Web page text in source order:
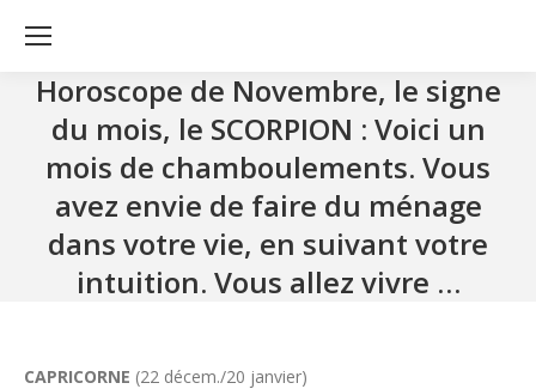
Horoscope de Novembre, le signe
du mois, le SCORPION : Voici un
mois de chamboulements. Vous
avez envie de faire du ménage
dans votre vie, en suivant votre
intuition. Vous allez vivre …
CAPRICORNE (22 décem./20 janvier)